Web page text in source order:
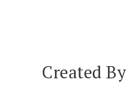
Created By